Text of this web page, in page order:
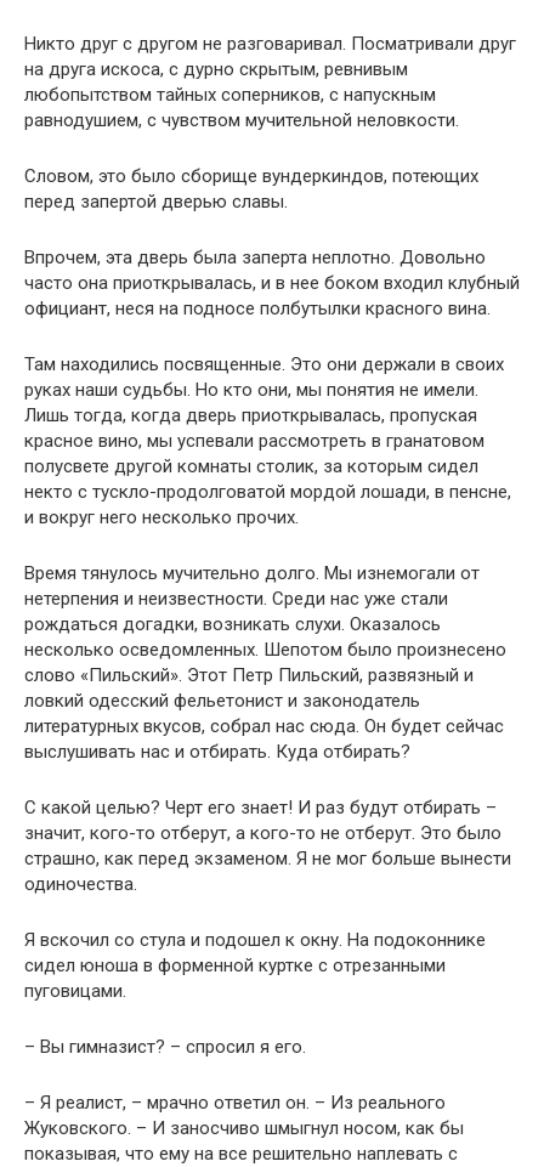
Никто друг с другом не разговаривал. Посматривали друг
на друга искоса, с дурно скрытым, ревнивым
любопытством тайных соперников, с напускным
равнодушием, с чувством мучительной неловкости.
Словом, это было сборище вундеркиндов, потеющих
перед запертой дверью славы.
Впрочем, эта дверь была заперта неплотно. Довольно
часто она приоткрывалась, и в нее боком входил клубный
официант, неся на подносе полбутылки красного вина.
Там находились посвященные. Это они держали в своих
руках наши судьбы. Но кто они, мы понятия не имели.
Лишь тогда, когда дверь приоткрывалась, пропуская
красное вино, мы успевали рассмотреть в гранатовом
полусвете другой комнаты столик, за которым сидел
некто с тускло-продолговатой мордой лошади, в пенсне,
и вокруг него несколько прочих.
Время тянулось мучительно долго. Мы изнемогали от
нетерпения и неизвестности. Среди нас уже стали
рождаться догадки, возникать слухи. Оказалось
несколько осведомленных. Шепотом было произнесено
слово «Пильский». Этот Петр Пильский, развязный и
ловкий одесский фельетонист и законодатель
литературных вкусов, собрал нас сюда. Он будет сейчас
выслушивать нас и отбирать. Куда отбирать?
С какой целью? Черт его знает! И раз будут отбирать –
значит, кого-то отберут, а кого-то не отберут. Это было
страшно, как перед экзаменом. Я не мог больше вынести
одиночества.
Я вскочил со стула и подошел к окну. На подоконнике
сидел юноша в форменной куртке с отрезанными
пуговицами.
– Вы гимназист? – спросил я его.
– Я реалист, – мрачно ответил он. – Из реального
Жуковского. – И заносчиво шмыгнул носом, как бы
показывая, что ему на все решительно наплевать с